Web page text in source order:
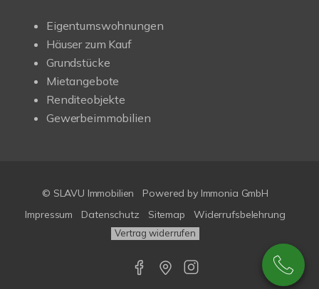
Eigentumswohnungen
Häuser zum Kauf
Grundstücke
Mietangebote
Renditeobjekte
Gewerbeimmobilien
© SLAVU Immobilien
Powered by Immonia GmbH
Impressum
Datenschutz Sitemap Widerrufsbelehrung
Vertrag widerrufen